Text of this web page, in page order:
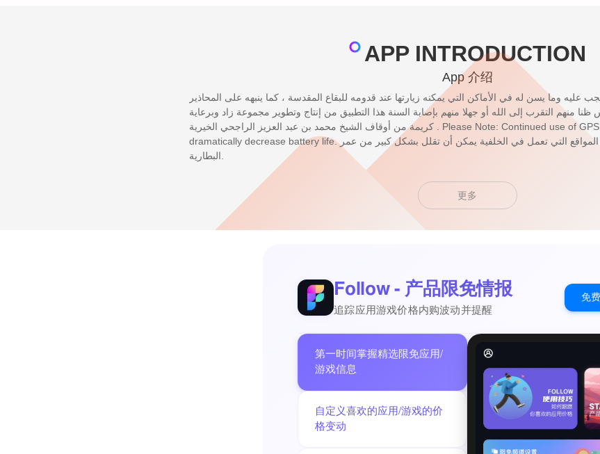
APP INTRODUCTION
App 介绍
عليه وما يسن له في الأماكن التي يمكنه زيارتها عند قدومه للبقاع المقدسة ، كما ينبهه على المحاذير
ظنا منهم التقرب إلى الله أو جهلا منهم بإصابة السنة هذا التطبيق من إنتاج وتطوير مجموعة زاد وبرعاية
كريمة من أوقاف الشيخ محمد بن عبد العزيز الراجحي الخيرية . Please Note: Continued use of GPS running in the background can
dramatically decrease battery life. استمرار استخدام نظام تحديد المواقع التي تعمل في الخلفية يمكن أن تقلل بشكل كبير من عمر
更多
Follow - 产品限免情报
追踪应用游戏价格内购波动并提醒
免
第一时间掌握精选限免应用/
游戏信息
自定义喜欢的应用/游戏的价
格变动